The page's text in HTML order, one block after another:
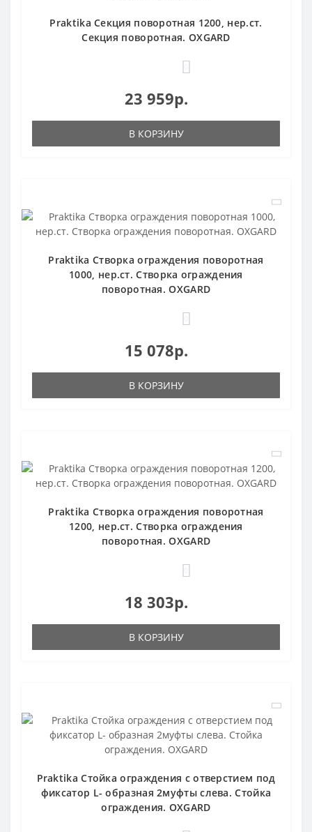
Praktika Секция поворотная 1200, нер.ст.
Секция поворотная. OXGARD
23 959р.
В КОРЗИНУ
Praktika Створка ограждения поворотная
1000, нер.ст. Створка ограждения
поворотная. OXGARD
15 078р.
В КОРЗИНУ
Praktika Створка ограждения поворотная
1200, нер.ст. Створка ограждения
поворотная. OXGARD
18 303р.
В КОРЗИНУ
Praktika Стойка ограждения c отверстием под
фиксатор L- образная 2муфты слева. Стойка
ограждения. OXGARD